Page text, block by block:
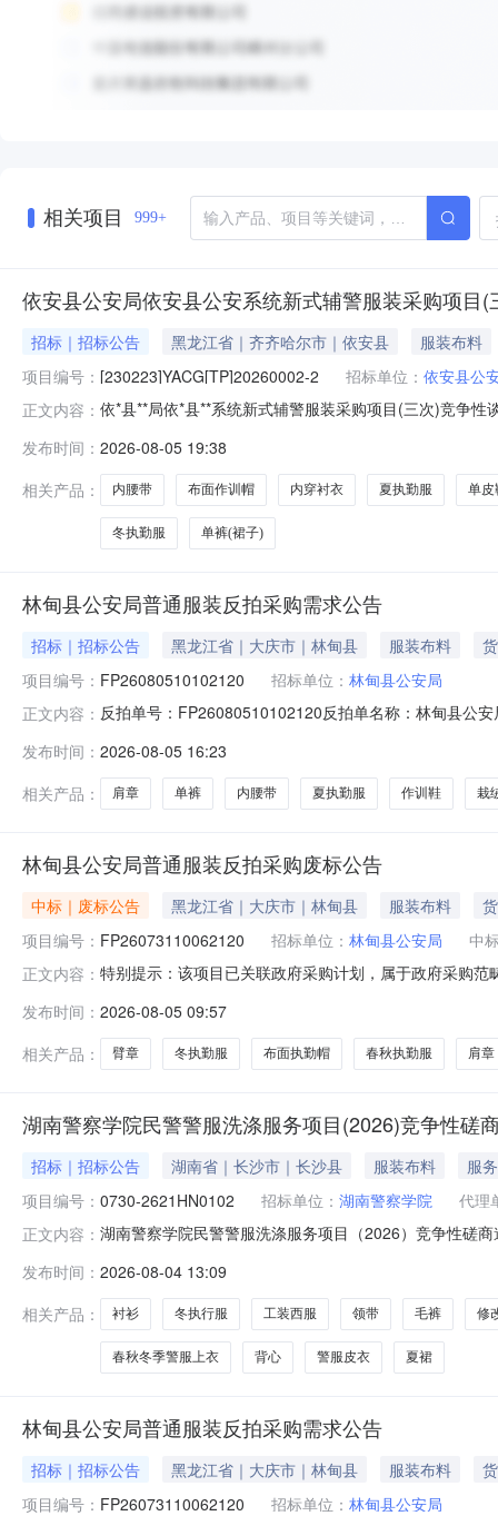
相关项目 999+
依安县公安局依安县公安系统新式辅警服装采购项目
招标｜招标公告 黑龙江省｜齐齐哈尔市｜依安县
服装布料
项目编号： [230223]YACG[TP]20260002-2 招标单位： 依安县公
正文内容： 依*县**局依*县**系统新式辅警服装采购项目(三次)竞争
09时00分（北京时间）前提交响应文件。一、项目基本
发布时间： 2026-08-05 19:38
相关产品：
内腰带 布面作训帽 内穿衬衣 夏执勤服 单皮
冬执勤服 单裤(裙子)
林甸县公安局普通服装反拍采购需求公告
招标｜招标公告 黑龙江省｜大庆市｜林甸县 服装布料
项目编号： FP26080510102120 招标单位： 林甸县公安局
正文内容： 反拍单号：FP26080510102120反拍单名称：林甸县公
帽、夏执勤服、春秋执勤服、冬执勤服、长袖衬衣、单
发布时间： 2026-08-05 16:23
相关产品：
肩章 单裤 内腰带 夏执勤服 作训鞋 栽
林甸县公安局普通服装反拍采购废标公告
中标｜废标公告 黑龙江省｜大庆市｜林甸县 服装布料
项目编号： FP26073110062120 招标单位： 林甸县公安局
中
正文内容： 特别提示：该项目已关联政府采购计划，属于政府采购
拍单号：FP26073110062120反拍单名称：林甸县公安
金额(元)：
发布时间： 2026-08-05 09:57
相关产品：
臂章 冬执勤服 布面执勤帽 春秋执勤服 肩章
湖南警察学院民警警服洗涤服务项目(2026)竞争性磋
招标｜招标公告 湖南省｜长沙市｜长沙县 服装布料
服务
项目编号： 0730-2621HN0102 招标单位： 湖南警察学院
代理
正文内容： 湖南警察学院民警警服洗涤服务项目（2026）竞争性磋
况1、采购项目名称：湖南警察学院民警警服洗涤服务项
业：其他未列明行
发布时间： 2026-08-04 13:09
相关产品：
衬衫 冬执行服 工装西服 领带 毛裤 修
春秋冬季警服上衣 背心 警服皮衣 夏裙
林甸县公安局普通服装反拍采购需求公告
招标｜招标公告 黑龙江省｜大庆市｜林甸县 服装布料
项目编号： FP26073110062120 招标单位： 林甸县公安局